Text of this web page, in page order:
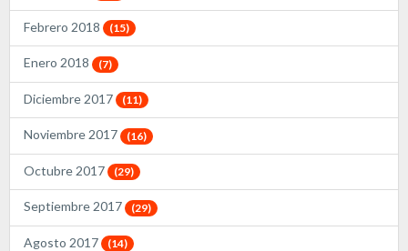
Febrero 2018 (15)
Enero 2018 (7)
Diciembre 2017 (11)
Noviembre 2017 (16)
Octubre 2017 (29)
Septiembre 2017 (29)
Agosto 2017 (14)